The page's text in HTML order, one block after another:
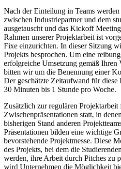
Nach der Einteilung in Teams
zwischen Industriepartner und dem
ausgetauscht und das Kickoff
Rahmen unserer Projektarbeit ist
Fixe einzurichten. In dieser Sitzung
Projekts besprochen. Um eine
erfolgreiche Umsetzung gemäß Ihren
bitten wir um die Benennung einer
Der geschätzte Zeitaufwand für diese
30 Minuten bis 1 Stunde pro Woche.
Zusätzlich zur regulären Projektarbeit
Zwischenpräsentationen statt, in
bisherigen Stand anderen
Präsentationen bilden eine wichtige
bevorstehende Projektmesse. Diese
des Projekts, bei dem die
werden, ihre Arbeit durch Pitches zu
wird Unternehmen die Möglichkeit